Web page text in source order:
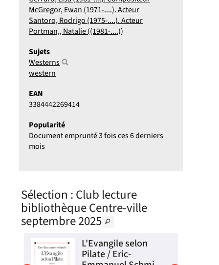
McGregor, Ewan (1971-....). Acteur
Santoro, Rodrigo (1975-....). Acteur
Portman,, Natalie ((1981-....))
Sujets
Westerns
western
EAN
3384442269414
Popularité
Document emprunté 3 fois ces 6 derniers
mois
Sélection : Club lecture
bibliothèque Centre-ville
septembre 2025
L'Evangile selon
Pilate / Eric-